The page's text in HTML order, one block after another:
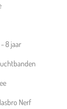
8 jaar
Nerf